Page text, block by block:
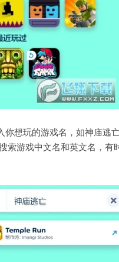
你想玩的游戏名，如神庙逃
索游戏中文名和英文名，有